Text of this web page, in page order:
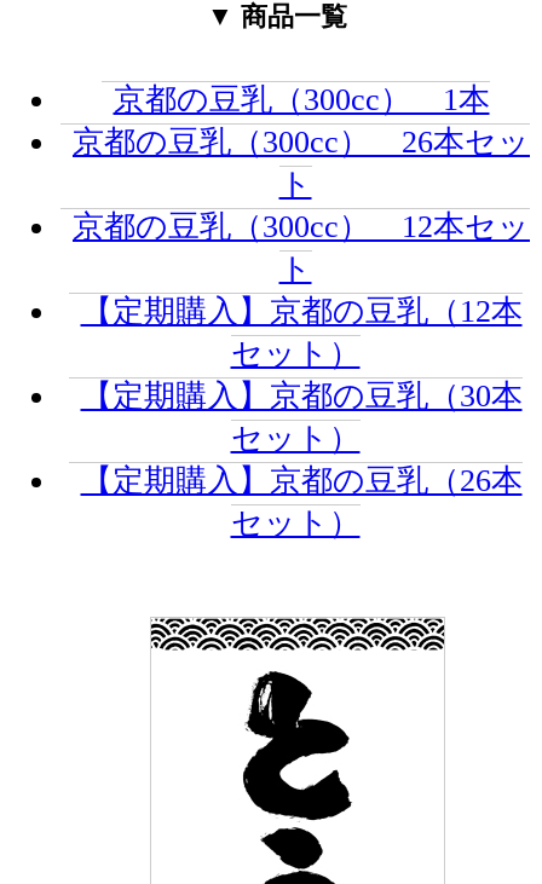
▼ 商品一覧
京都の豆乳（300cc） 1本
京都の豆乳（300cc） 26本セッ
ト
京都の豆乳（300cc） 12本セッ
ト
【定期購入】京都の豆乳（12本
セット）
【定期購入】京都の豆乳（30本
セット）
【定期購入】京都の豆乳（26本
セット）